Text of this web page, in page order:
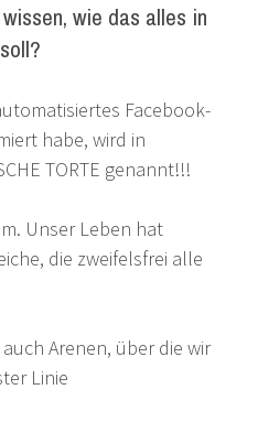
wie das alles in
Facebook-
habe, wird in
TORTE genannt!!!
Unser Leben hat
die zweifelsfrei alle
Arenen, über die wir
Linie